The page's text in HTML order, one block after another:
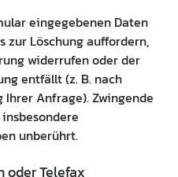
eingegebenen Daten
zur Löschung auffordern,
widerrufen oder der
entfällt (z. B. nach
Anfrage). Zwingende
unberührt.
oder Telefax